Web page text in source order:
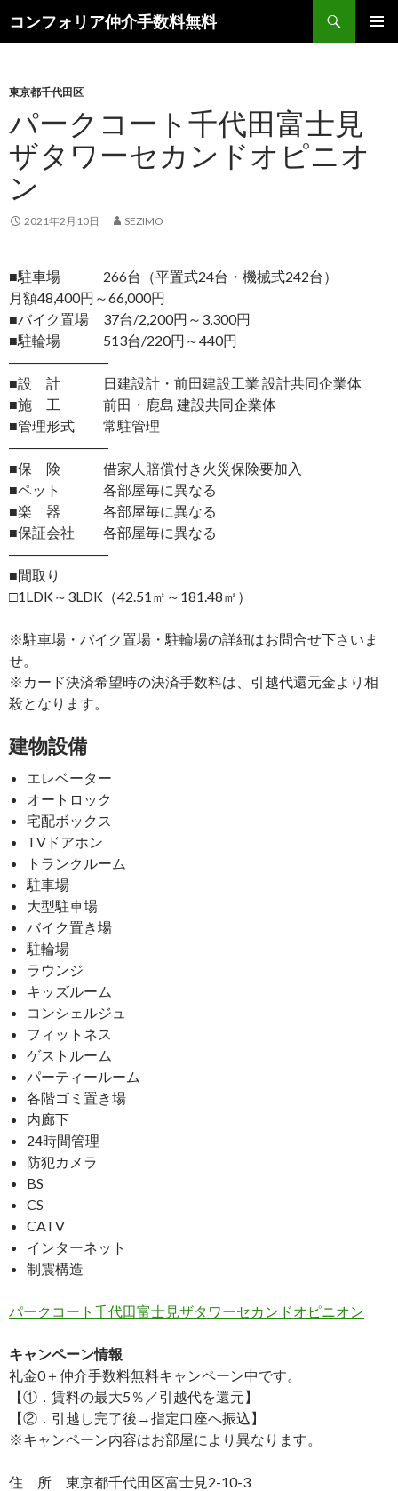
コンフォリア仲介手数料無料
索
ン
へ
ス
キ
ッ
プ
東京都千代田区
パークコート千代田富士見
ザタワーセカンドオピニオ
ン
2021年2月10日 SEZIMO
■駐車場 266台（平置式24台・機械式242台）
月額48,400円～66,000円
■バイク置場 37台/2,200円～3,300円
■駐輪場 513台/220円～440円
―――――――
■設 計 日建設計・前田建設工業 設計共同企業体
■施 工 前田・鹿島 建設共同企業体
■管理形式 常駐管理
―――――――
■保 険 借家人賠償付き火災保険要加入
■ペット 各部屋毎に異なる
■楽 器 各部屋毎に異なる
■保証会社 各部屋毎に異なる
―――――――
■間取り
□1LDK～3LDK（42.51㎡～181.48㎡）
※駐車場・バイク置場・駐輪場の詳細はお問合せ下さいま
せ。
※カード決済希望時の決済手数料は、引越代還元金より相
殺となります。
建物設備
エレベーター
オートロック
宅配ボックス
TVドアホン
トランクルーム
駐車場
大型駐車場
バイク置き場
駐輪場
ラウンジ
キッズルーム
コンシェルジュ
フィットネス
ゲストルーム
パーティールーム
各階ゴミ置き場
内廊下
24時間管理
防犯カメラ
BS
CS
CATV
インターネット
制震構造
パークコート千代田富士見ザタワーセカンドオピニオン
キャンペーン情報
礼金0＋仲介手数料無料キャンペーン中です。
【①．賃料の最大5％／引越代を還元】
【②．引越し完了後→指定口座へ振込】
※キャンペーン内容はお部屋により異なります。
住 所 東京都千代田区富士見2-10-3